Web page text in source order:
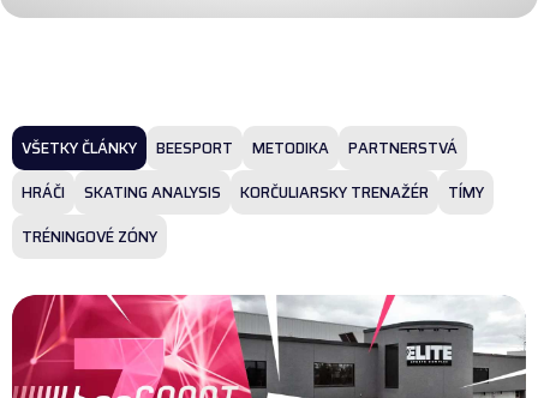
BEESPORT METODIKA
PARTNERSTVÁ
HRÁČI
SKATING ANALYSIS KORČULIARSKY TRENAŽÉR
TÍMY
TRÉNINGOVÉ ZÓNY
VŠETKY ČLÁNKY